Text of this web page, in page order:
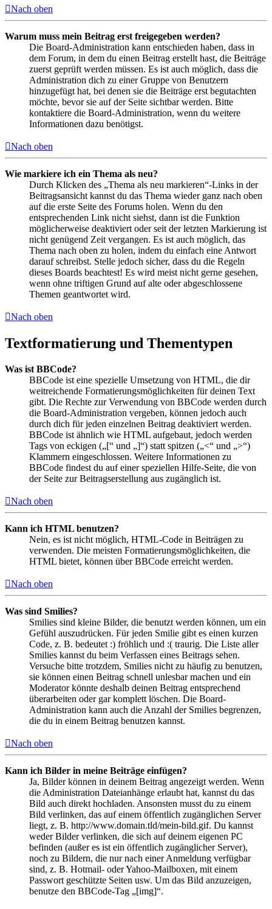
Nach oben
Warum muss mein Beitrag erst freigegeben werden?
Die Board-Administration kann entschieden haben, dass in
dem Forum, in dem du einen Beitrag erstellt hast, die Beiträge
zuerst geprüft werden müssen. Es ist auch möglich, dass die
Administration dich zu einer Gruppe von Benutzern
hinzugefügt hat, bei denen sie die Beiträge erst begutachten
möchte, bevor sie auf der Seite sichtbar werden. Bitte
kontaktiere die Board-Administration, wenn du weitere
Informationen dazu benötigst.
Nach oben
Wie markiere ich ein Thema als neu?
Durch Klicken des „Thema als neu markieren“-Links in der
Beitragsansicht kannst du das Thema wieder ganz nach oben
auf die erste Seite des Forums holen. Wenn du den
entsprechenden Link nicht siehst, dann ist die Funktion
möglicherweise deaktiviert oder seit der letzten Markierung ist
nicht genügend Zeit vergangen. Es ist auch möglich, das
Thema nach oben zu holen, indem du einfach eine Antwort
darauf schreibst. Stelle jedoch sicher, dass du die Regeln
dieses Boards beachtest! Es wird meist nicht gerne gesehen,
wenn ohne triftigen Grund auf alte oder abgeschlossene
Themen geantwortet wird.
Nach oben
Textformatierung und Thementypen
Was ist BBCode?
BBCode ist eine spezielle Umsetzung von HTML, die dir
weitreichende Formatierungsmöglichkeiten für deinen Text
gibt. Die Rechte zur Verwendung von BBCode werden durch
die Board-Administration vergeben, können jedoch auch
durch dich für jeden einzelnen Beitrag deaktiviert werden.
BBCode ist ähnlich wie HTML aufgebaut, jedoch werden
Tags von eckigen („[“ und „]“) statt spitzen („<“ und „>“)
Klammern eingeschlossen. Weitere Informationen zu
BBCode findest du auf einer speziellen Hilfe-Seite, die von
der Seite zur Beitragserstellung aus zugänglich ist.
Nach oben
Kann ich HTML benutzen?
Nein, es ist nicht möglich, HTML-Code in Beiträgen zu
verwenden. Die meisten Formatierungsmöglichkeiten, die
HTML bietet, können über BBCode erreicht werden.
Nach oben
Was sind Smilies?
Smilies sind kleine Bilder, die benutzt werden können, um ein
Gefühl auszudrücken. Für jeden Smilie gibt es einen kurzen
Code, z. B. bedeutet :) fröhlich und :( traurig. Die Liste aller
Smilies kannst du beim Verfassen eines Beitrags sehen.
Versuche bitte trotzdem, Smilies nicht zu häufig zu benutzen,
sie können einen Beitrag schnell unlesbar machen und ein
Moderator könnte deshalb deinen Beitrag entsprechend
überarbeiten oder gar komplett löschen. Die Board-
Administration kann auch die Anzahl der Smilies begrenzen,
die du in einem Beitrag benutzen kannst.
Nach oben
Kann ich Bilder in meine Beiträge einfügen?
Ja, Bilder können in deinem Beitrag angezeigt werden. Wenn
die Administration Dateianhänge erlaubt hat, kannst du das
Bild auch direkt hochladen. Ansonsten musst du zu einem
Bild verlinken, das auf einem öffentlich zugänglichen Server
liegt, z. B. http://www.domain.tld/mein-bild.gif. Du kannst
weder Bilder verlinken, die sich auf deinem eigenen PC
befinden (außer es ist ein öffentlich zugänglicher Server),
noch zu Bildern, die nur nach einer Anmeldung verfügbar
sind, z. B. Hotmail- oder Yahoo-Mailboxen, mit einem
Passwort geschützte Seiten usw. Um das Bild anzuzeigen,
benutze den BBCode-Tag „[img]“.